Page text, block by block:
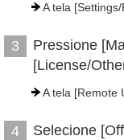
A tela
3
Pressione
[License/
A tela [Remote
4 Selecione